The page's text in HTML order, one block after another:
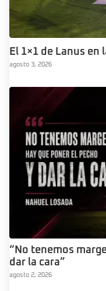
El 1×1 de Lanus
agosto 3, 2026
“No tenemos
dar la cara”
agosto 2, 2026